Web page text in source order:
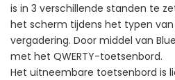
is in 3 verschillende standen te
het scherm tijdens het typen
vergadering. Door middel van
met het QWERTY-toetsenbord.
Het uitneembare toetsenbord is